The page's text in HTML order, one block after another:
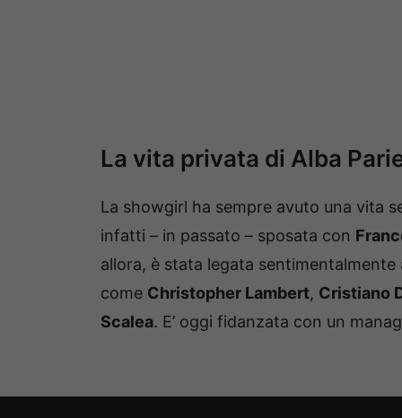
La vita privata di Alba
La showgirl ha sempre avuto una vita
infatti – in passato – sposata con
allora, è stata legata
come Christopher Lambert, Cristiano
Scalea. E’ oggi fidanzata con un